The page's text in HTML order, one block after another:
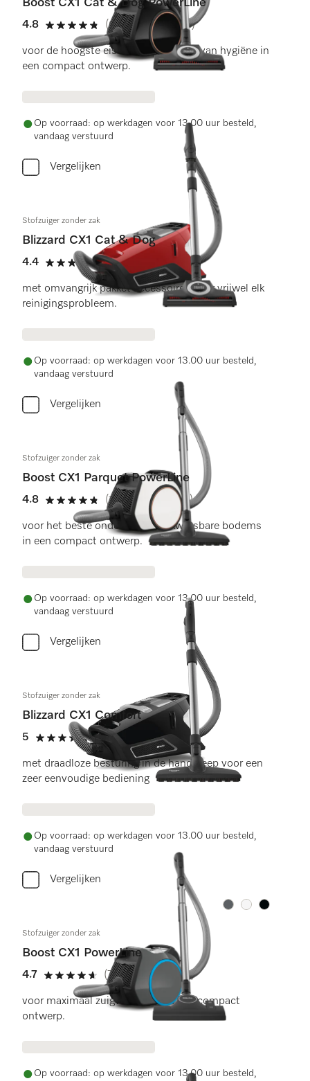
Boost CX1 Cat & Dog PowerLine
4.8
4.8 sterren op 5
(61 beoordelingen)
voor de hoogste eisen op het gebied van hygiëne in
een compact ontwerp.
Op voorraad: op werkdagen voor 13.00 uur besteld,
vandaag verstuurd
Vergelijken
Stofzuiger zonder zak
Blizzard CX1 Cat & Dog
4.4
4.4 sterren op 5
(10 beoordelingen)
met omvangrijk pakket accessoires voor vrijwel elk
reinigingsprobleem.
Op voorraad: op werkdagen voor 13.00 uur besteld,
vandaag verstuurd
Vergelijken
Stofzuiger zonder zak
Boost CX1 Parquet PowerLine
4.8
4.8 sterren op 5
(11 beoordelingen)
voor het beste onderhoud van kwetsbare bodems
in een compact ontwerp.
Op voorraad: op werkdagen voor 13.00 uur besteld,
vandaag verstuurd
Vergelijken
Stofzuiger zonder zak
Blizzard CX1 Comfort
5
5 sterren op 5
(9 beoordelingen)
met draadloze besturing in de handgreep voor een
zeer eenvoudige bediening
Op voorraad: op werkdagen voor 13.00 uur besteld,
vandaag verstuurd
Vergelijken
Kleur:Kleur:Kleur:
Stofzuiger zonder zak
Boost CX1 PowerLine
4.7
4.7 sterren op 5
(77 beoordelingen)
voor maximaal zuigvermogen in een compact
ontwerp.
Op voorraad: op werkdagen voor 13.00 uur besteld,